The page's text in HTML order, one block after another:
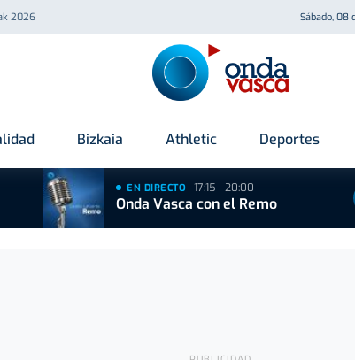
2026 Sábado, 08
Bizkaia Athletic Deportes
EN DIRECTO 17:15 - 20:00
Onda Vasca con el Remo